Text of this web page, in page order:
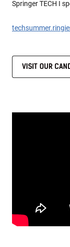
Springer TECH I
VISIT OUR